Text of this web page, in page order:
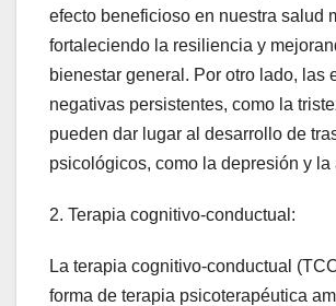
efecto beneficioso en nuestra salud
fortaleciendo la resiliencia y
bienestar general. Por otro lado, las
negativas persistentes, como la
pueden dar lugar al desarrollo de
psicológicos, como la depresión y la
2. Terapia cognitivo-conductual:
La terapia cognitivo-conductual
forma de terapia psicoterapéutica